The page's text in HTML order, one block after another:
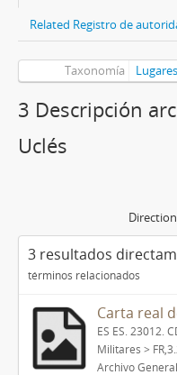
Related Registro de
Taxonomía Lugares
3 Descripción
Uclés
3 resultados
términos relacionados
ES ES. 23012.
Militares >
Archivo